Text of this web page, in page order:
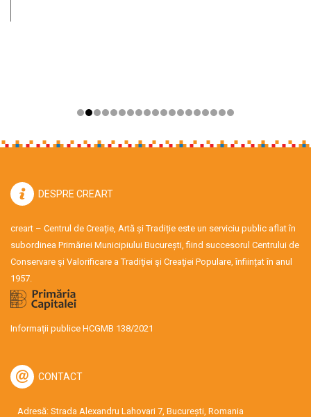
DESPRE CREART
creart – Centrul de Creație, Artă și Tradiție este un serviciu public aflat în
subordinea Primăriei Municipiului București, fiind succesorul Centrului de
Conservare şi Valorificare a Tradiţiei şi Creaţiei Populare, înființat în anul
1957.
Informații publice HCGMB 138/2021
CONTACT
Adresă: Strada Alexandru Lahovari 7, București, Romania